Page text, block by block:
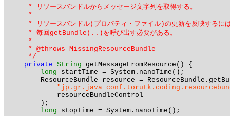
     * リソースバンドルからメッセージ文字列を取得する。
     *
* リソースバンドル(プロパティ・ファイル)の更新を反映するに
     * 毎回getBundle(..)を呼び出す必要がある。
     *
     * @throws MissingResourceBundle
     */
private String getMessageFromResource() {
long startTime = System.nanoTime();
ResourceBundle resource =
            resourceBundleControl
        );
long stopTime = System.nanoTime();